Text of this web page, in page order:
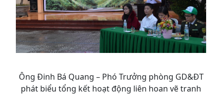
Ông Đinh Bá Quang – Phó Trưởng phòng GD&ĐT
phát biểu tổng kết hoạt động liên hoan vẽ tranh